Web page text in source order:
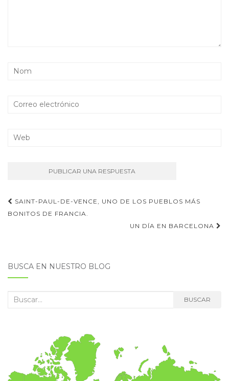
Navegación
de
SAINT-PAUL-DE-VENCE, UNO DE LOS PUEBLOS MÁS
BONITOS DE FRANCIA.
UN DÍA EN BARCELONA
BUSCA EN NUESTRO BLOG
Buscar: BUSCAR